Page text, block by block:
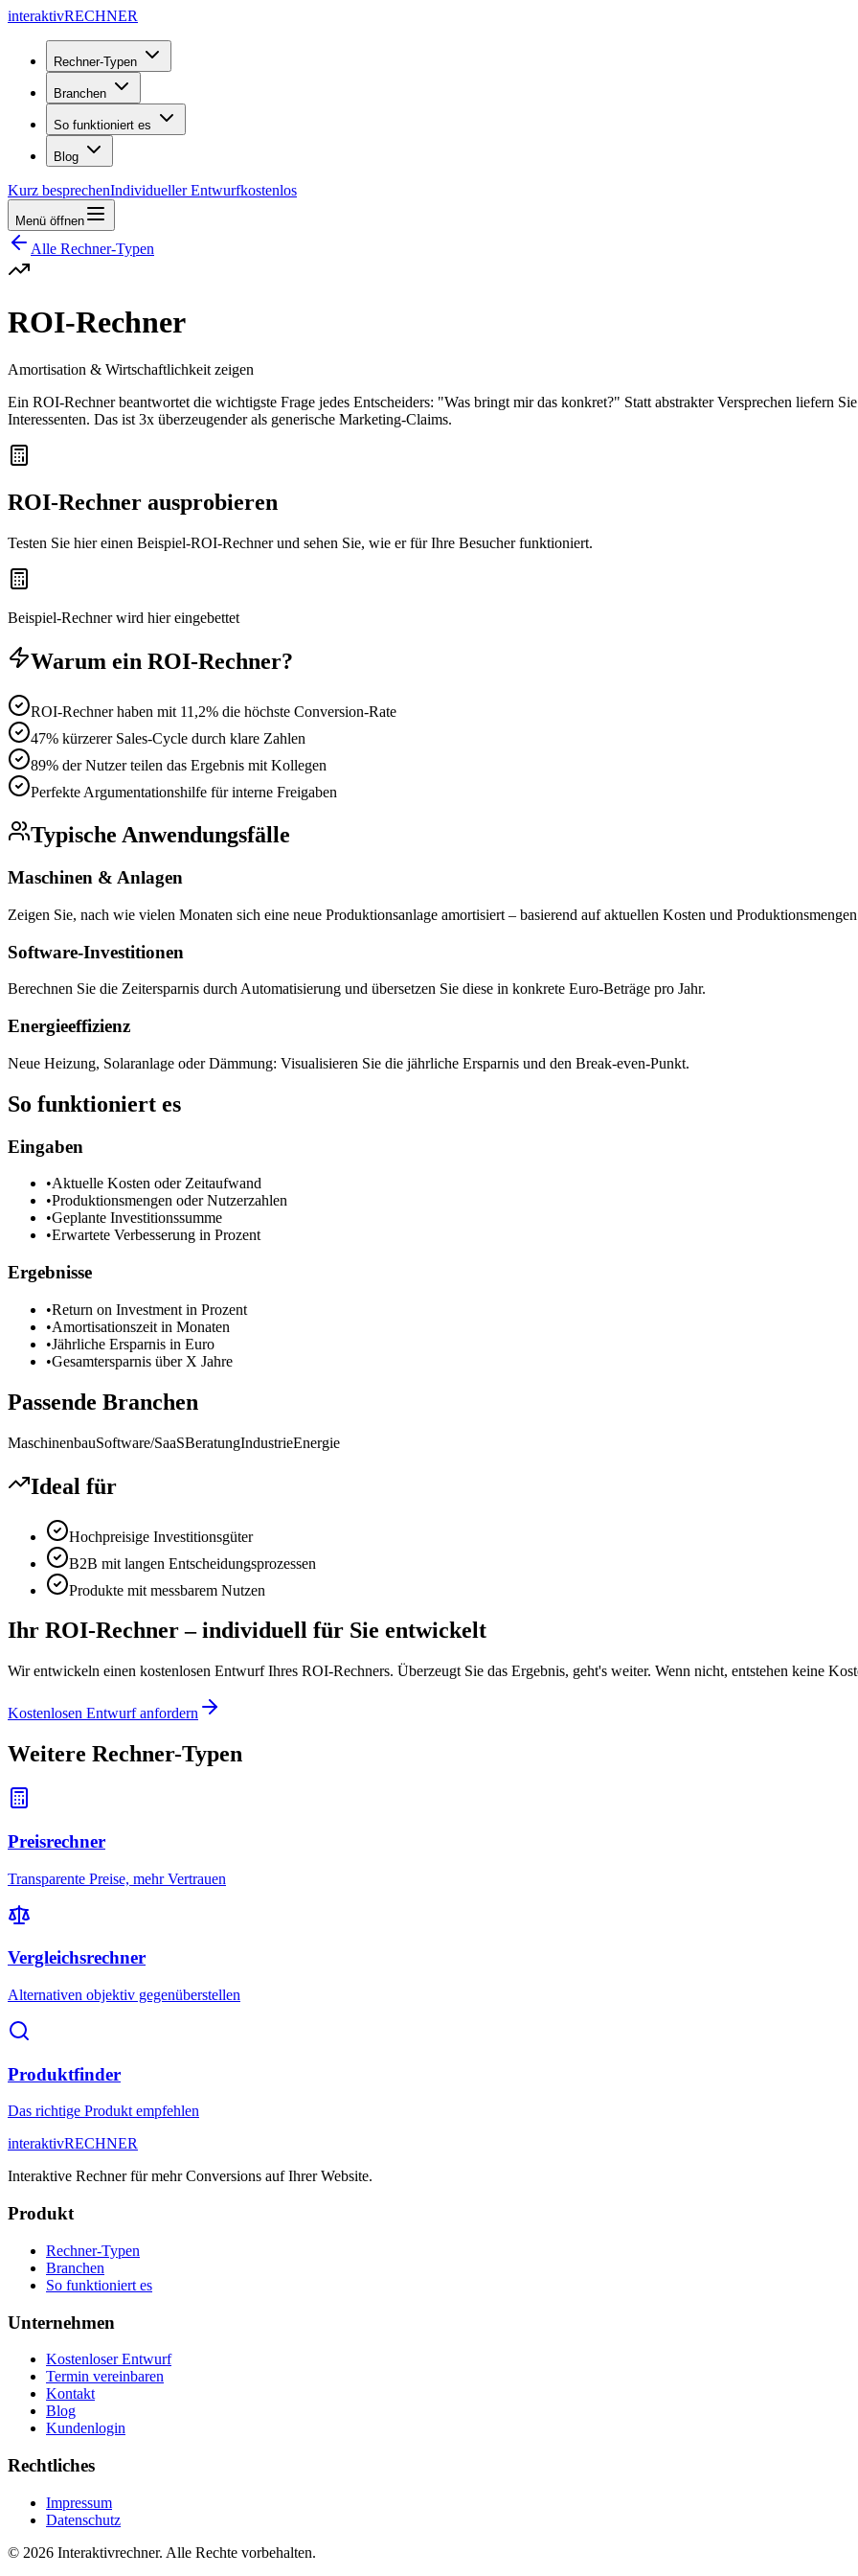
interaktivRECHNER
Rechner-Typen
Branchen
So funktioniert es
Blog
Kurz besprechenIndividueller Entwurfkostenlos
Menü öffnen
Alle Rechner-Typen
ROI-Rechner
Amortisation & Wirtschaftlichkeit zeigen
Ein ROI-Rechner beantwortet die wichtigste Frage jedes Entscheiders: "Was bringt mir das konkret?" Statt abstrakter Versprechen liefern
Interessenten. Das ist 3x überzeugender als generische Marketing-Claims.
ROI-Rechner ausprobieren
Testen Sie hier einen Beispiel-ROI-Rechnerund sehen Sie, wie er für Ihre Besucher funktioniert.
Beispiel-Rechner wird hier eingebettet
Warum ein ROI-Rechner?
ROI-Rechner haben mit 11,2% die höchste Conversion-Rate
47% kürzerer Sales-Cycle durch klare Zahlen
89% der Nutzer teilen das Ergebnis mit Kollegen
Perfekte Argumentationshilfe für interne Freigaben
Typische Anwendungsfälle
Maschinen & Anlagen
Zeigen Sie, nach wie vielen Monaten sich eine neue Produktionsanlage amortisiert – basierend auf aktuellen Kosten und
Software-Investitionen
Berechnen Sie die Zeitersparnis durch Automatisierung und übersetzen Sie diese in konkrete Euro-Beträge pro Jahr.
Energieeffizienz
Neue Heizung, Solaranlage oder Dämmung: Visualisieren Sie die jährliche Ersparnis und den Break-even-Punkt.
So funktioniert es
Eingaben
•Aktuelle Kosten oder Zeitaufwand
•Produktionsmengen oder Nutzerzahlen
•Geplante Investitionssumme
•Erwartete Verbesserung in Prozent
Ergebnisse
•Return on Investment in Prozent
•Amortisationszeit in Monaten
•Jährliche Ersparnis in Euro
•Gesamtersparnis über X Jahre
Passende Branchen
MaschinenbauSoftware/SaaSBeratungIndustrieEnergie
Ideal für
Hochpreisige Investitionsgüter
B2B mit langen Entscheidungsprozessen
Produkte mit messbarem Nutzen
Ihr ROI-Rechner– individuell für Sie entwickelt
Wir entwickeln einen kostenlosen Entwurf Ihres ROI-Rechners. Überzeugt Sie das Ergebnis, geht's weiter. Wenn nicht, entstehen keine
Kostenlosen Entwurf anfordern
Weitere Rechner-Typen
Preisrechner
Transparente Preise, mehr Vertrauen
Vergleichsrechner
Alternativen objektiv gegenüberstellen
Produktfinder
Das richtige Produkt empfehlen
interaktivRECHNER
Interaktive Rechner für mehr Conversions auf Ihrer Website.
Produkt
Rechner-Typen
Branchen
So funktioniert es
Unternehmen
Kostenloser Entwurf
Termin vereinbaren
Kontakt
Blog
Kundenlogin
Rechtliches
Impressum
Datenschutz
© 2026 Interaktivrechner. Alle Rechte vorbehalten.